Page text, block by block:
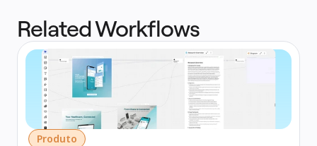
Related Workflows
Produto